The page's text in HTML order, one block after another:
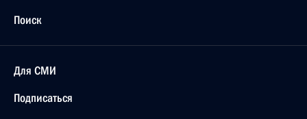
Поиск
Для СМИ
Подписаться